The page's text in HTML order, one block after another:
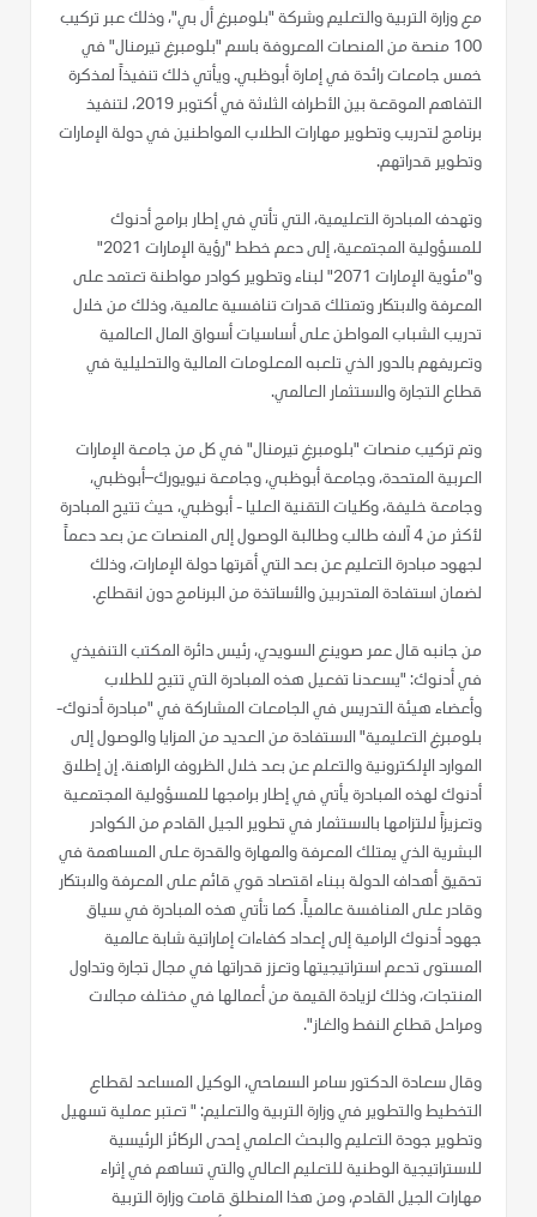
مع وزارة التربية والتعليم وشركة "بلومبرغ أل بي"، وذلك عبر تركيب
100 منصة من المنصات المعروفة باسم "بلومبرغ تيرمنال" في
خمس جامعات رائدة في إمارة أبوظبي. ويأتي ذلك تنفيذاً لمذكرة
التفاهم الموقعة بين الأطراف الثلاثة في أكتوبر 2019، لتنفيذ
برنامج لتدريب وتطوير مهارات الطلاب المواطنين في دولة الإمارات
وتطوير قدراتهم.
وتهدف المبادرة التعليمية، التي تأتي في إطار برامج أدنوك
للمسؤولية المجتمعية، إلى دعم خطط "رؤية الإمارات 2021"
و"مئوية الإمارات 2071" لبناء وتطوير كوادر مواطنة تعتمد على
المعرفة والابتكار وتمتلك قدرات تنافسية عالمية، وذلك من خلال
تدريب الشباب المواطن على أساسيات أسواق المال العالمية
وتعريفهم بالدور الذي تلعبه المعلومات المالية والتحليلية في
قطاع التجارة والاستثمار العالمي.
وتم تركيب منصات "بلومبرغ تيرمنال" في كل من جامعة الإمارات
العربية المتحدة، وجامعة أبوظبي، وجامعة نيويورك–أبوظبي،
وجامعة خليفة، وكليات التقنية العليا - أبوظبي، حيث تتيح المبادرة
لأكثر من 4 آلاف طالب وطالبة الوصول إلى المنصات عن بعد دعماً
لجهود مبادرة التعليم عن بعد التي أقرتها دولة الإمارات، وذلك
لضمان استفادة المتدربين والأساتذة من البرنامج دون انقطاع.
من جانبه قال عمر صوينع السويدي، رئيس دائرة المكتب التنفيذي
في أدنوك: "يسعدنا تفعيل هذه المبادرة التي تتيح للطلاب
وأعضاء هيئة التدريس في الجامعات المشاركة في "مبادرة أدنوك-
بلومبرغ التعليمية" الاستفادة من العديد من المزايا والوصول إلى
الموارد الإلكترونية والتعلم عن بعد خلال الظروف الراهنة. إن إطلاق
أدنوك لهذه المبادرة يأتي في إطار برامجها للمسؤولية المجتمعية
وتعزيزاً لالتزامها بالاستثمار في تطوير الجيل القادم من الكوادر
البشرية الذي يمتلك المعرفة والمهارة والقدرة على المساهمة في
تحقيق أهداف الدولة ببناء اقتصاد قوي قائم على المعرفة والابتكار
وقادر على المنافسة عالمياً. كما تأتي هذه المبادرة في سياق
جهود أدنوك الرامية إلى إعداد كفاءات إماراتية شابة عالمية
المستوى تدعم استراتيجيتها وتعزز قدراتها في مجال تجارة وتداول
المنتجات، وذلك لزيادة القيمة من أعمالها في مختلف مجالات
ومراحل قطاع النفط والغاز".
وقال سعادة الدكتور سامر السماحي، الوكيل المساعد لقطاع
التخطيط والتطوير في وزارة التربية والتعليم: " تعتبر عملية تسهيل
وتطوير جودة التعليم والبحث العلمي إحدى الركائز الرئيسية
للاستراتيجية الوطنية للتعليم العالي والتي تساهم في إثراء
مهارات الجيل القادم، ومن هذا المنطلق قامت وزارة التربية